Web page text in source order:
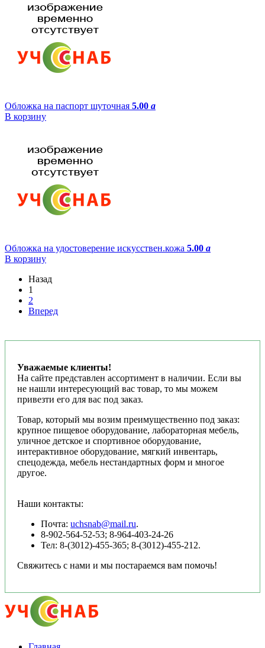
Обложка на паспорт шуточная 5.00 a
В корзину
Обложка на удостоверение искусствен.кожа 5.00 a
В корзину
Назад
1
2
Вперед
Уважаемые клиенты!
На сайте представлен ассортимент в наличии. Если вы
не нашли интересующий вас товар, то мы можем
привезти его для вас под заказ.
Товар, который мы возим преимущественно под заказ:
крупное пищевое оборудование, лабораторная мебель,
уличное детское и спортивное оборудование,
интерактивное оборудование, мягкий инвентарь,
спецодежда, мебель нестандартных форм и многое
другое.
Наши контакты:
Почта: uchsnab@mail.ru.
8-902-564-52-53; 8-964-403-24-26
Тел: 8-(3012)-455-365; 8-(3012)-455-212.
Свяжитесь с нами и мы постараемся вам помочь!